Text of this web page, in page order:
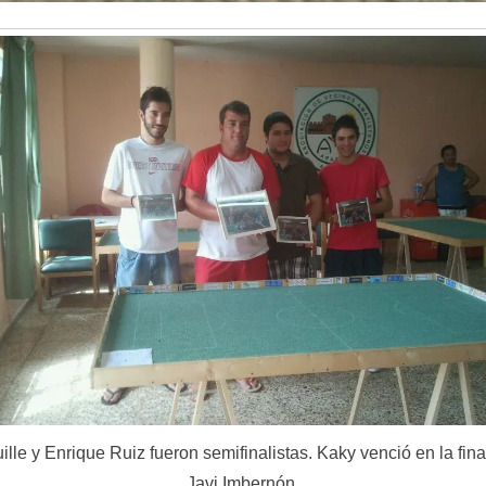
y Enrique Ruiz fueron semifinalistas. Kaky venció en la